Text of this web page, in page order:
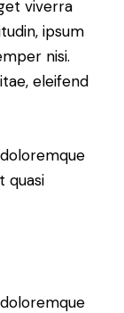
viverra
ipsum
nisi.
eleifend
quasi